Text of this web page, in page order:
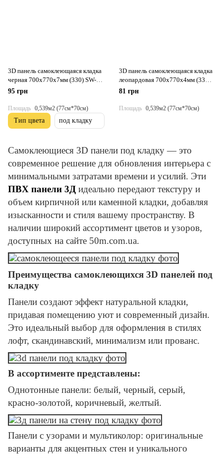
3D панель самоклеющаяся кладка
черная 700х770х7мм (330) SW-
00000674
95 грн
Площадь 0,539м2 (77см*70см)
3D панель самоклеющаяся кладка
леопардовая 700х770х4мм (331)
SW-00001367
81 грн
Площадь 0,539м2 (77см*70см)
Самоклеющиеся 3D панели под кладку — это
современное решение для обновления интерьера с
минимальными затратами времени и усилий. Эти
ПВХ панели 3Д идеально передают текстуру и
объем кирпичной или каменной кладки, добавляя
изысканности и стиля вашему пространству. В
наличии широкий ассортимент цветов и узоров,
доступных на сайте 50m.com.ua.
Преимущества самоклеющихся 3D панелей под
кладку
Панели создают эффект натуральной кладки,
придавая помещению уют и современный дизайн.
Это идеальный выбор для оформления в стилях
лофт, скандинавский, минимализм или прованс.
В ассортименте представлены:
Однотонные панели: белый, черный, серый,
красно-золотой, коричневый, желтый.
Панели с узорами и мультиколор: оригинальные
варианты для акцентных стен и уникального
Тип цвета под кладку